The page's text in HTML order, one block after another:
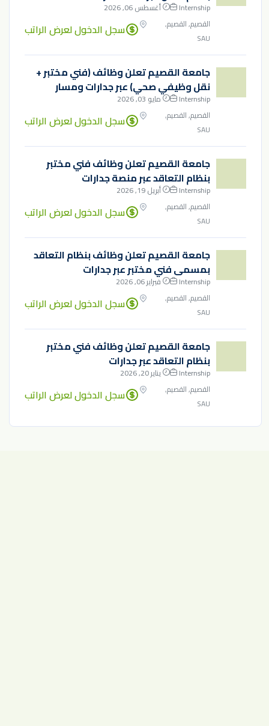
Internship
أغسطس 06, 2026
القصيم, القصيم,
SAU
سجل الدخول لعرض الراتب
جامعة القصيم تعلن وظائف (فني مختبر +
نقل وظيفي صحي) عبر جدارات ومسار
Internship
مايو 03, 2026
القصيم, القصيم,
SAU
سجل الدخول لعرض الراتب
جامعة القصيم تعلن وظائف فني مختبر
بنظام التعاقد عبر منصة جدارات
Internship
أبريل 19, 2026
القصيم, القصيم,
SAU
سجل الدخول لعرض الراتب
جامعة القصيم تعلن وظائف بنظام التعاقد
بمسمى فني مختبر عبر جدارات
Internship
فبراير 06, 2026
القصيم, القصيم,
SAU
سجل الدخول لعرض الراتب
جامعة القصيم تعلن وظائف فني مختبر
بنظام التعاقد عبر جدارات
Internship
يناير 20, 2026
القصيم, القصيم,
SAU
سجل الدخول لعرض الراتب